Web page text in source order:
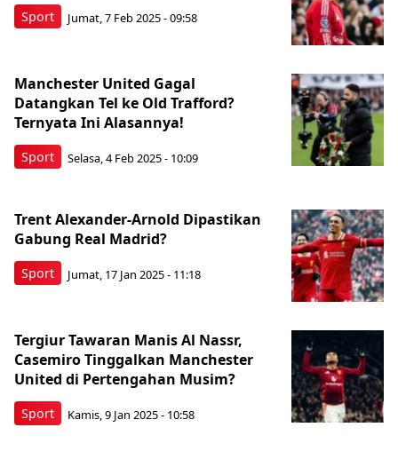
Sport Jumat, 7 Feb 2025 - 09:58
Sport
Manchester United Gagal
Datangkan Tel ke Old Trafford?
Ternyata Ini Alasannya!
Selasa, 4 Feb 2025 - 10:09
Sport
Trent Alexander-Arnold Dipastikan
Gabung Real Madrid?
Jumat, 17 Jan 2025 - 11:18
Sport
Tergiur Tawaran Manis Al Nassr,
Casemiro Tinggalkan Manchester
United di Pertengahan Musim?
Kamis, 9 Jan 2025 - 10:58